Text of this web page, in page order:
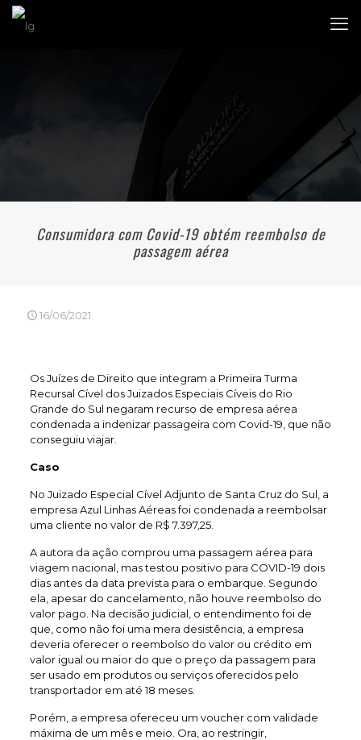
Consumidora com Covid-19 obtém reembolso de
passagem aérea
16/06/2021
Os Juízes de Direito que integram a Primeira Turma
Recursal Cível dos Juizados Especiais Cíveis do Rio
Grande do Sul negaram recurso de empresa aérea
condenada a indenizar passageira com Covid-19, que não
conseguiu viajar.
Caso
No Juizado Especial Cível Adjunto de Santa Cruz do Sul, a
empresa Azul Linhas Aéreas foi condenada a reembolsar
uma cliente no valor de R$ 7.397,25.
A autora da ação comprou uma passagem aérea para
viagem nacional, mas testou positivo para COVID-19 dois
dias antes da data prevista para o embarque. Segundo
ela, apesar do cancelamento, não houve reembolso do
valor pago. Na decisão judicial, o entendimento foi de
que, como não foi uma mera desistência, a empresa
deveria oferecer o reembolso do valor ou crédito em
valor igual ou maior do que o preço da passagem para
ser usado em produtos ou serviços oferecidos pelo
transportador em até 18 meses.
Porém, a empresa ofereceu um voucher com validade
máxima de um mês e meio. Ora, ao restringir,